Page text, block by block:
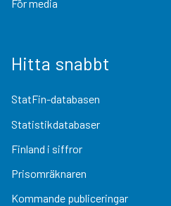
För media
Hitta snabbt
StatFin-databasen
Statistikdatabaser
Finland i siffror
Prisomräknaren
Kommande publiceringar